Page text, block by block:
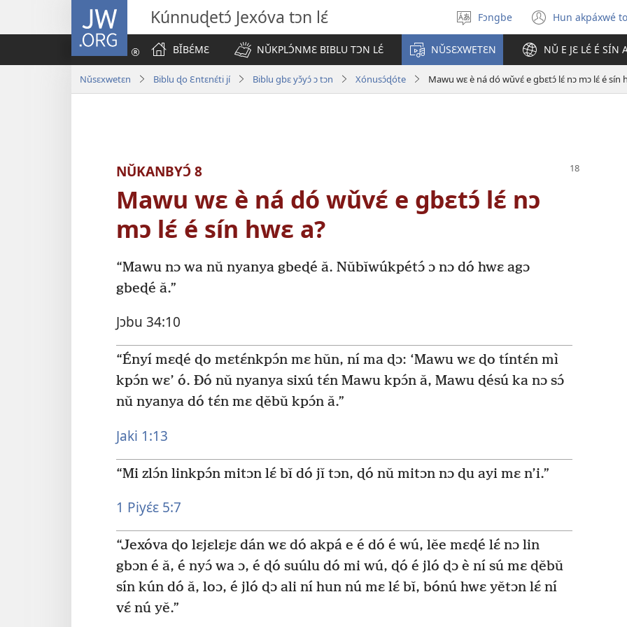
JW.ORG Kúnnuɖetɔ́ Jexóva tɔn lɛ́
Sɔ́
gbe
ɖokpó
Fɔngbe Hun akpáxwé
(opens
new
window)
BǏBƐ́MƐ
NǓKPLƆ́NMƐ BIBLU TƆN LƐ́ NǓSƐXWETƐN NǓ E JƐ LƐ́ É SÍN
Nǔsɛxwetɛn Biblu ɖo Ɛntɛnɛ́ti jí Biblu gbɛ yɔ̌yɔ́ ɔ tɔn Xónusɔ́ɖóte Mawu wɛ è ná dó wǔvɛ́ e gbɛtɔ́ lɛ́ nɔ mɔ lɛ́ é sín
NǓKANBYƆ́ 8
Mawu wɛ è ná dó wǔvɛ́ e gbɛtɔ́ lɛ́ nɔ
mɔ lɛ́ é sín hwɛ a?
“Mawu nɔ wa nǔ nyanya gbeɖé ǎ. Nǔbǐwúkpétɔ́ ɔ nɔ dó hwɛ agɔ
gbeɖé ǎ.”
Jɔbu 34:10
“Ényí mɛɖé ɖo mɛtɛ́nkpɔ́n mɛ hǔn, ní ma ɖɔ: ‘Mawu wɛ ɖo tíntɛ́n mì
kpɔ́n wɛ’ ó. Ðó nǔ nyanya sixú tɛ́n Mawu kpɔ́n ǎ, Mawu ɖésú ka nɔ sɔ́
nǔ nyanya dó tɛ́n mɛ ɖěbǔ kpɔ́n ǎ.”
Jaki 1:13
“Mi zlɔ́n linkpɔ́n mitɔn lɛ́ bǐ dó jǐ tɔn, ɖó nǔ mitɔn nɔ ɖu ayi mɛ n’i.”
1 Piyɛ́ɛ 5:7
“Jexóva ɖo lɛjɛlɛjɛ dán wɛ dó akpá e é dó é wú, lěe mɛɖé lɛ́ nɔ lin
gbɔn é ǎ, é nyɔ́ wa ɔ, é ɖó suúlu dó mi wú, ɖó é jló ɖɔ è ní sú mɛ ɖěbǔ
sín kún dó ǎ, loɔ, é jló ɖɔ ali ní hun nú mɛ lɛ́ bǐ, bónú hwɛ yětɔn lɛ́ ní
vɛ́ nú yě.”